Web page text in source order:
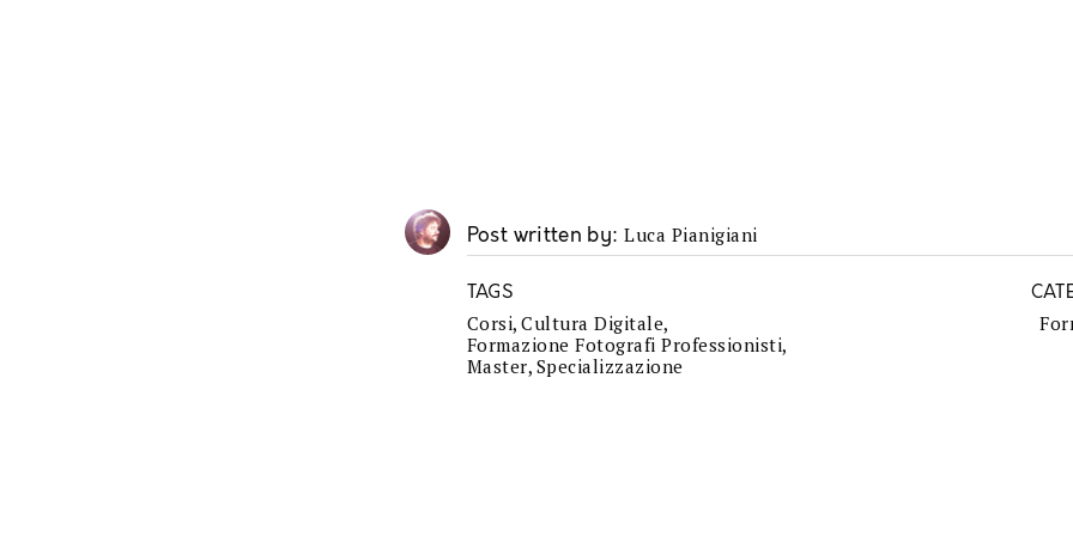
Post written by Luca Pianigiani
TAGS
Corsi,Cultura Digitale,
Formazione Fotografi Professionisti,
Master, Specializzazione